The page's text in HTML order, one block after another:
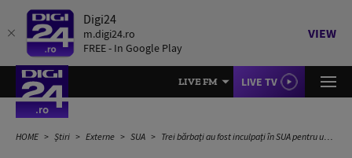
Digi24
m.digi24.ro
FREE - In Google Play
VIEW
LIVE FM LIVE TV
HOME Știri Externe SUA Trei bărbați au fost inculpați în SUA pentru un complot iranian de asasinare a lui Donald Trump